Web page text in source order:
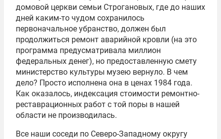
домовой церкви семьи Строгановых, где до наших
дней каким-то чудом сохранилось
первоначальное убранство, должен был
продолжиться ремонт аварийной кровли (на это
программа предусматривала миллион
федеральных денег), но предоставленную смету
министерство культуры музею вернуло. В чем
дело? Просто исполнена она в ценах 1984 года.
Как оказалось, индексация стоимости ремонтно-
реставрационных работ с той поры в нашей
области не производилась.
Все наши соседи по Северо-Западному округу